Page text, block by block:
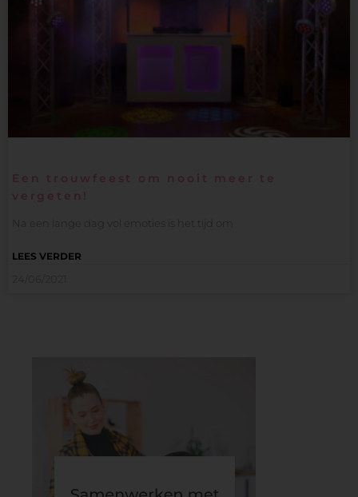
Een trouwfeest om nooit meer te
vergeten!
Na een lange dag vol emoties is het tijd om
LEES VERDER